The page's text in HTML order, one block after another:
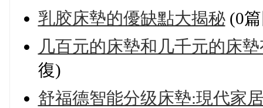
乳胶床墊的優缺點大揭秘(0
几百元的床墊和几千元的床
復)
舒福德智能分级床墊:現代家